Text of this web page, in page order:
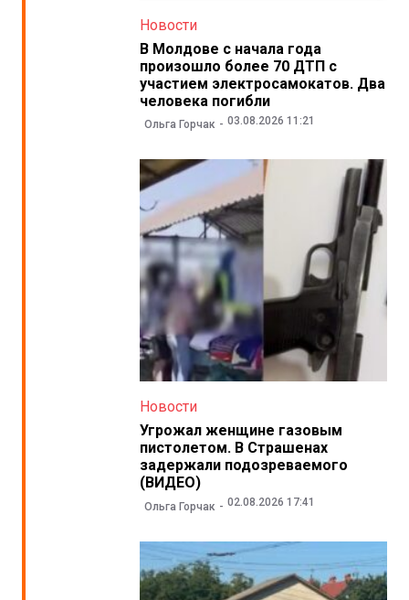
Новости
В Молдове с начала года
произошло более 70 ДТП с
участием электросамокатов. Два
человека погибли
Ольга Горчак 03.08.2026 11:21
Новости
Угрожал женщине газовым
пистолетом. В Страшенах
задержали подозреваемого
(ВИДЕО)
Ольга Горчак 02.08.2026 17:41